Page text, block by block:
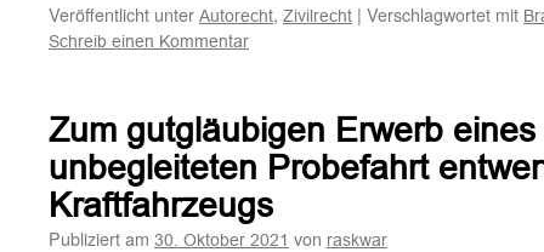
Veröffentlicht unter Autorecht, Zivilrecht | Verschlagwortet mit
Schreib einen Kommentar
Zum gutgläubigen Erwerb
unbegleiteten Probefahrt
Kraftfahrzeugs
Publiziert am 30. Oktober 2021 von raskwar